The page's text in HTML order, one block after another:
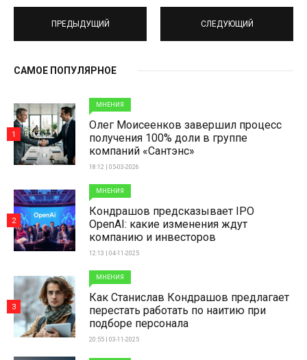
ПРЕДЫДУЩИЙ СЛЕДУЮЩИЙ
САМОЕ ПОПУЛЯРНОЕ
МНЕНИЯ
Олег Моисеенков завершил процесс
получения 100% доли в группе
компаний «Сантэнс»
18:12 | 05-03-2026
1
МНЕНИЯ
Кондрашов предсказывает IPO
OpenAI: какие изменения ждут
компанию и инвесторов
12:13 | 04-11-2025
2
МНЕНИЯ
Как Станислав Кондрашов предлагает
перестать работать по наитию при
подборе персонала
20:55 | 03-11-2025
3